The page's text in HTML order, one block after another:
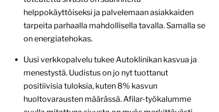
helppokäyttöiseksi ja palvelemaan asiakkaiden
tarpeita parhaalla mahdollisella tavalla. Samalla se
on energiatehokas.
Uusi verkkopalvelu tukee Autoklinikan kasvua ja
menestystä. Uudistus on jo nyt tuottanut
positiivisia tuloksia, kuten 8% kasvun
huoltovarausten määrässä. Afilar-työkalumme